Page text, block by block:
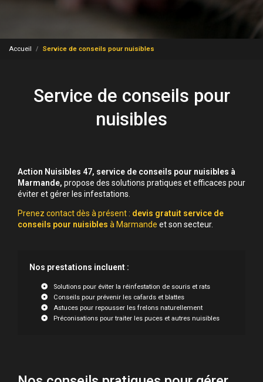
Accueil Service de conseils pour nuisibles
Service de conseils pour
nuisibles
Action Nuisibles 47, service de conseils pour nuisibles à
Marmande, propose des solutions pratiques et efficaces pour
éviter et gérer les infestations.
Prenez contact dès à présent : devis gratuit service de
conseils pour nuisibles à Marmande et son secteur.
Nos prestations incluent :
Solutions pour éviter la réinfestation de souris et rats
Conseils pour prévenir les cafards et blattes
Astuces pour repousser les frelons naturellement
Préconisations pour traiter les puces et autres nuisibles